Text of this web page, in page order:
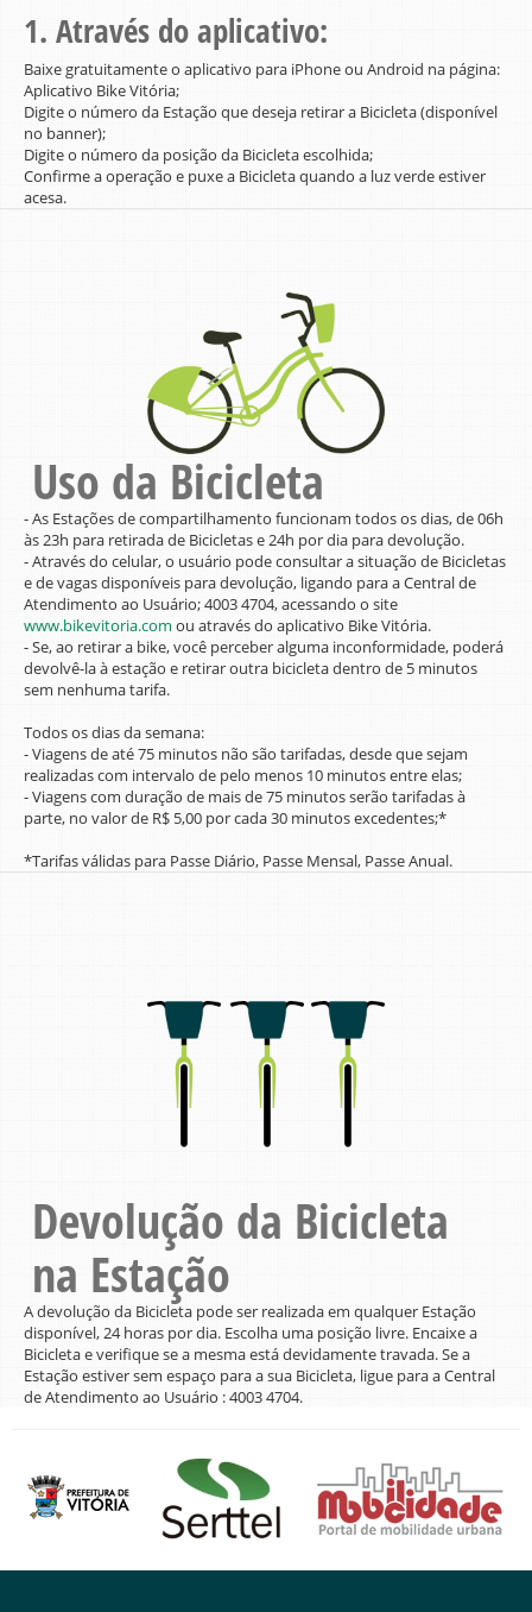
1. Através do aplicativo:
Baixe gratuitamente o aplicativo para iPhone ou Android na página:
Aplicativo Bike Vitória;
Digite o número da Estação que deseja retirar a Bicicleta (disponível
no banner);
Digite o número da posição da Bicicleta escolhida;
Confirme a operação e puxe a Bicicleta quando a luz verde estiver
acesa.
Uso da Bicicleta
- As Estações de compartilhamento funcionam todos os dias, de 06h
às 23h para retirada de Bicicletas e 24h por dia para devolução.
- Através do celular, o usuário pode consultar a situação de Bicicletas
e de vagas disponíveis para devolução, ligando para a Central de
Atendimento ao Usuário; 4003 4704, acessando o site
www.bikevitoria.com ou através do aplicativo Bike Vitória.
- Se, ao retirar a bike, você perceber alguma inconformidade, poderá
devolvê-la à estação e retirar outra bicicleta dentro de 5 minutos
sem nenhuma tarifa.
Todos os dias da semana:
- Viagens de até 75 minutos não são tarifadas, desde que sejam
realizadas com intervalo de pelo menos 10 minutos entre elas;
- Viagens com duração de mais de 75 minutos serão tarifadas à
parte, no valor de R$ 5,00 por cada 30 minutos excedentes;*
*Tarifas válidas para Passe Diário, Passe Mensal, Passe Anual.
Devolução da Bicicleta
na Estação
A devolução da Bicicleta pode ser realizada em qualquer Estação
disponível, 24 horas por dia. Escolha uma posição livre. Encaixe a
Bicicleta e verifique se a mesma está devidamente travada. Se a
Estação estiver sem espaço para a sua Bicicleta, ligue para a Central
de Atendimento ao Usuário : 4003 4704.